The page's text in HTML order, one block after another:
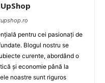
pentru cei pasionați de
Blogul nostru se
curente, abordând o
și economie până la
noastre sunt riguros